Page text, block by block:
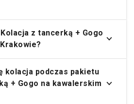
z tancerką + Gogo
kolacja podczas pakietu
+ Gogo na kawalerskim